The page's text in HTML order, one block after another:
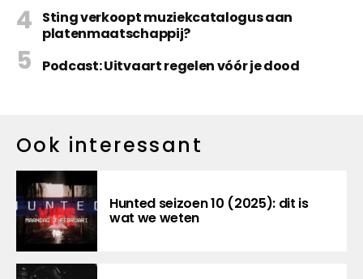
Sting verkoopt muziekcatalogus aan
platenmaatschappij?
Podcast: Uitvaart regelen vóór je dood
Ook interessant
Hunted seizoen 10 (2025): dit is
wat we weten